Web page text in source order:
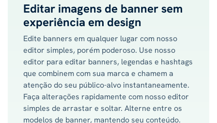
Editar imagens de banner sem
experiência em design
Edite banners em qualquer lugar com nosso
editor simples, porém poderoso. Use nosso
editor para editar banners, legendas e hashtags
que combinem com sua marca e chamem a
atenção do seu público-alvo instantaneamente.
Faça alterações rapidamente com nosso editor
simples de arrastar e soltar. Alterne entre os
modelos de banner, mantendo seu conteúdo.